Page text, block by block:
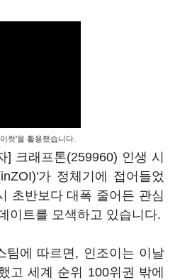
컷'을 활용했습니다.
] 크래프톤(259960) 인생 시
가 정체기에 접어들었
초반보다 대폭 줄어든 관심
이트를 모색하고 있습니다.
팀에 따르면, 인조이는 이날
고 세계 순위 100위권 밖에